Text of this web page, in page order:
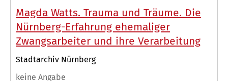
Magda Watts. Trauma und Träume. Die
Nürnberg-Erfahrung ehemaliger
Zwangsarbeiter und ihre Verarbeitung
Stadtarchiv Nürnberg
keine Angabe